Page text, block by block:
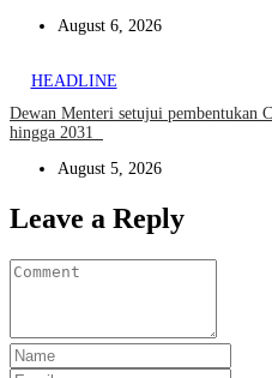
August 6, 2026
HEADLINE
Dewan Menteri setujui pembentukan
hingga 2031
August 5, 2026
Leave a Reply